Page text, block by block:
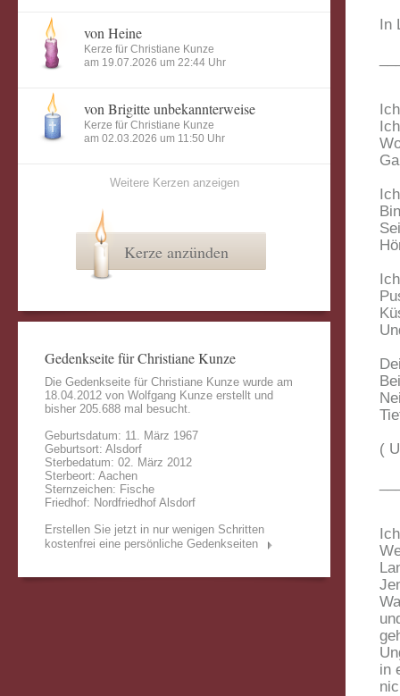
In
(
in
von Heine
Kerze für Christiane Kunze
am 19.07.2026 um 22:44 Uhr
von Brigitte unbekannterweise
Kerze für Christiane Kunze
am 02.03.2026 um 11:50 Uhr
Weitere Kerzen anzeigen
Kerze anzünden
Gedenkseite für Christiane Kunze
Die Gedenkseite für Christiane Kunze wurde am
18.04.2012 von Wolfgang Kunze erstellt und
bisher 205.688 mal besucht.
Geburtsdatum: 11. März 1967
Geburtsort: Alsdorf
Sterbedatum: 02. März 2012
Sterbeort: Aachen
Sternzeichen: Fische
Friedhof: Nordfriedhof Alsdorf
Erstellen Sie jetzt in nur wenigen Schritten
kostenfrei eine persönliche Gedenkseiten